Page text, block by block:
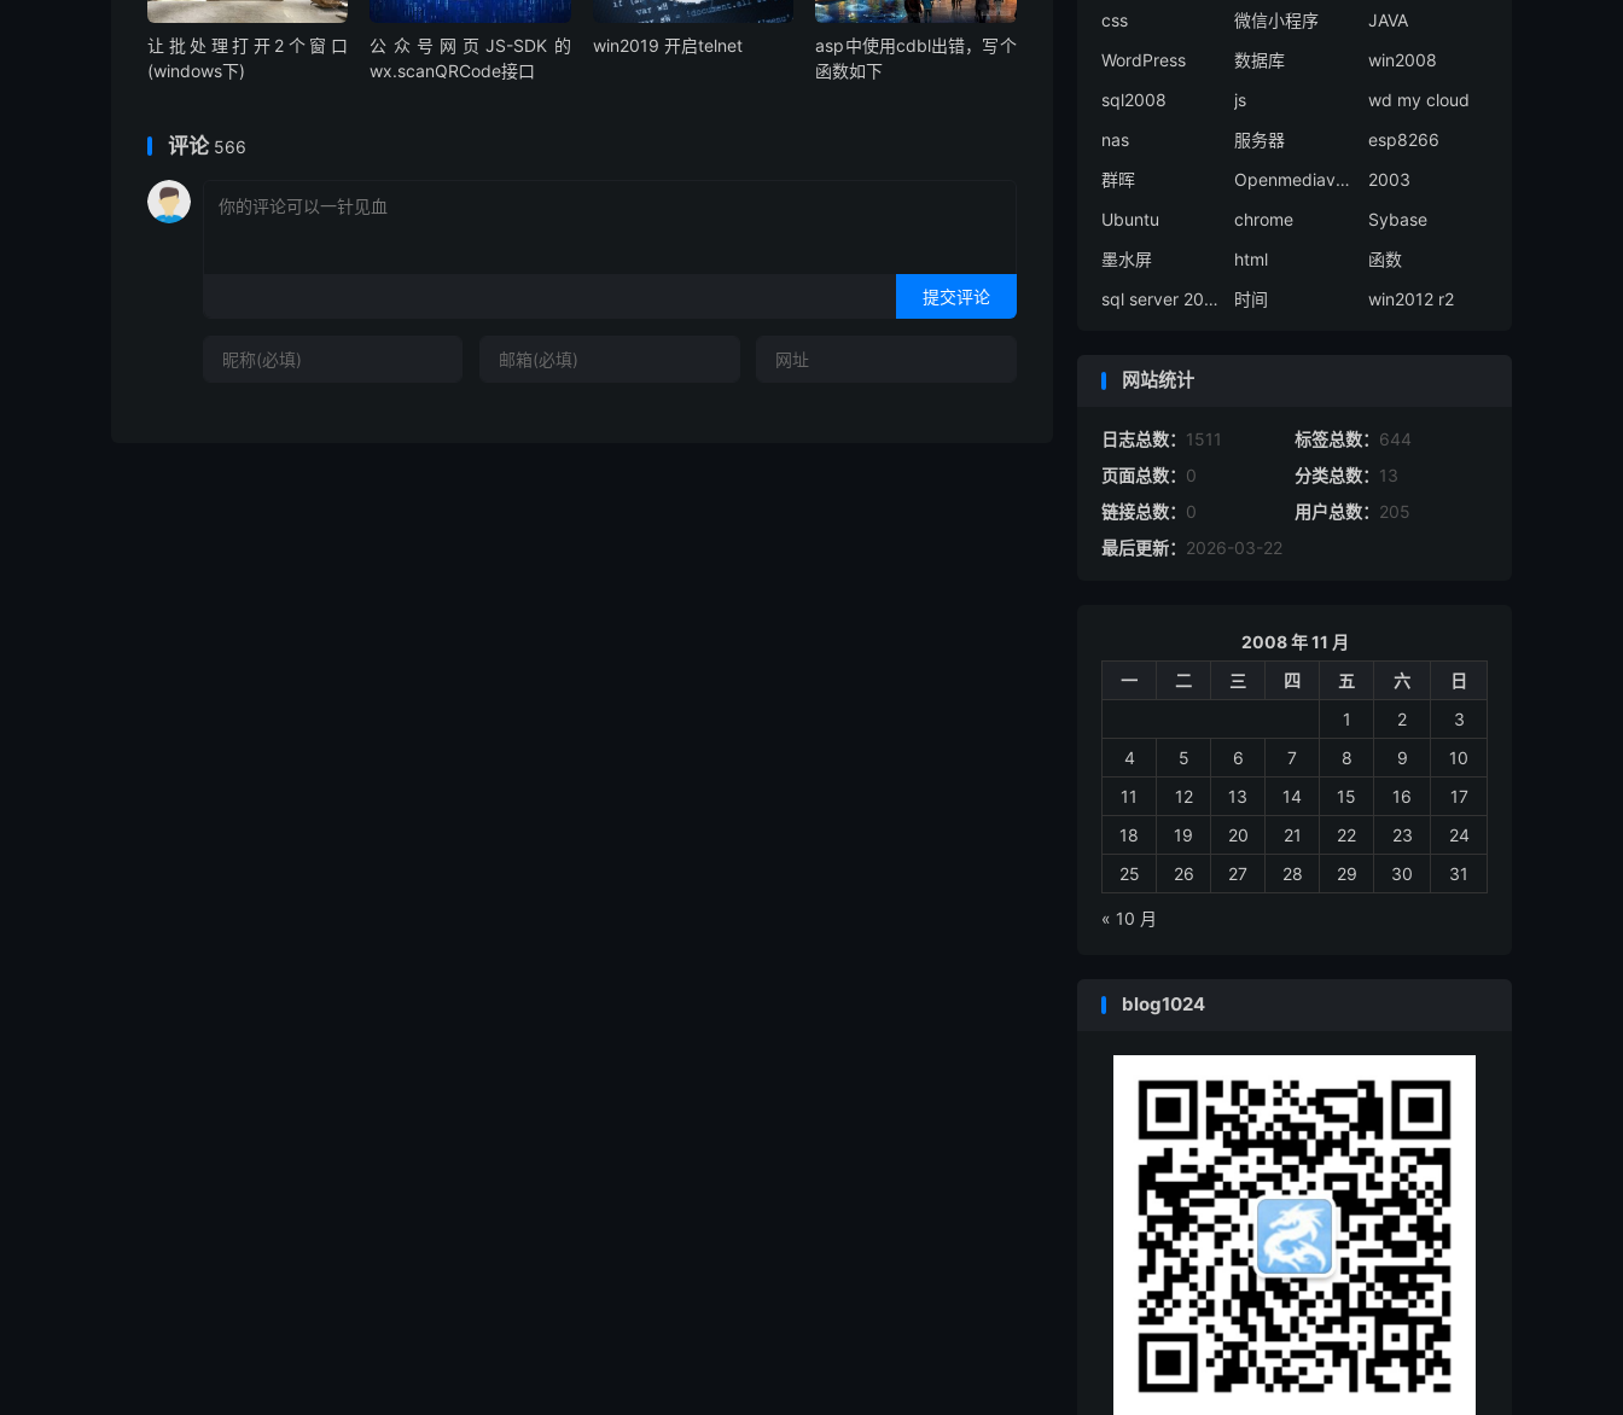
让批处理打开2个窗口
(windows下)
公众号网页JS-SDK的
wx.scanQRCode接口
win2019 开启telnet
asp中使用cdbl出错，写个
函数如下
评论 566
提交评论
css
微信小程序
JAVA
WordPress
数据库
win2008
sql2008
js
wd my cloud
nas
服务器
esp8266
群晖
Openmediavault
2003
Ubuntu
chrome
Sybase
墨水屏
html
函数
sql server 2008
时间 win2012 r2
网站统计
日志总数： 1511 标签总数： 644
页面总数： 0 分类总数： 13
链接总数： 0 用户总数： 205
最后更新： 2026-03-22
2008 年 11 月
一
二 三 四 五 六
日
1
2
3
4
5 6 7 8 9
10
11
12 13 14 15 16
17
18
19 20 21 22 23
24
25
26 27 28 29 30 31
« 10 月
blog1024